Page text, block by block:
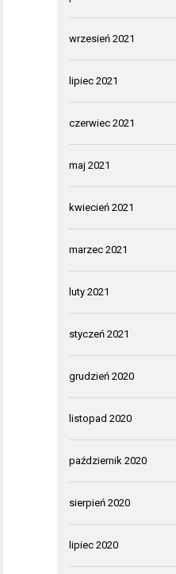
wrzesień 2021
lipiec 2021
czerwiec 2021
maj 2021
kwiecień 2021
marzec 2021
luty 2021
styczeń 2021
grudzień 2020
listopad 2020
październik 2020
sierpień 2020
lipiec 2020